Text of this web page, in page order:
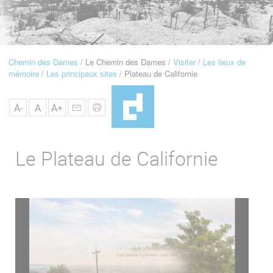
Navigation
Fil
Chemin des Dames Le Chemin des Dames Visiter
Les lieux de
mémoire
Les principaux sites Plateau de Californie
A- A A+
Le Plateau de Californie